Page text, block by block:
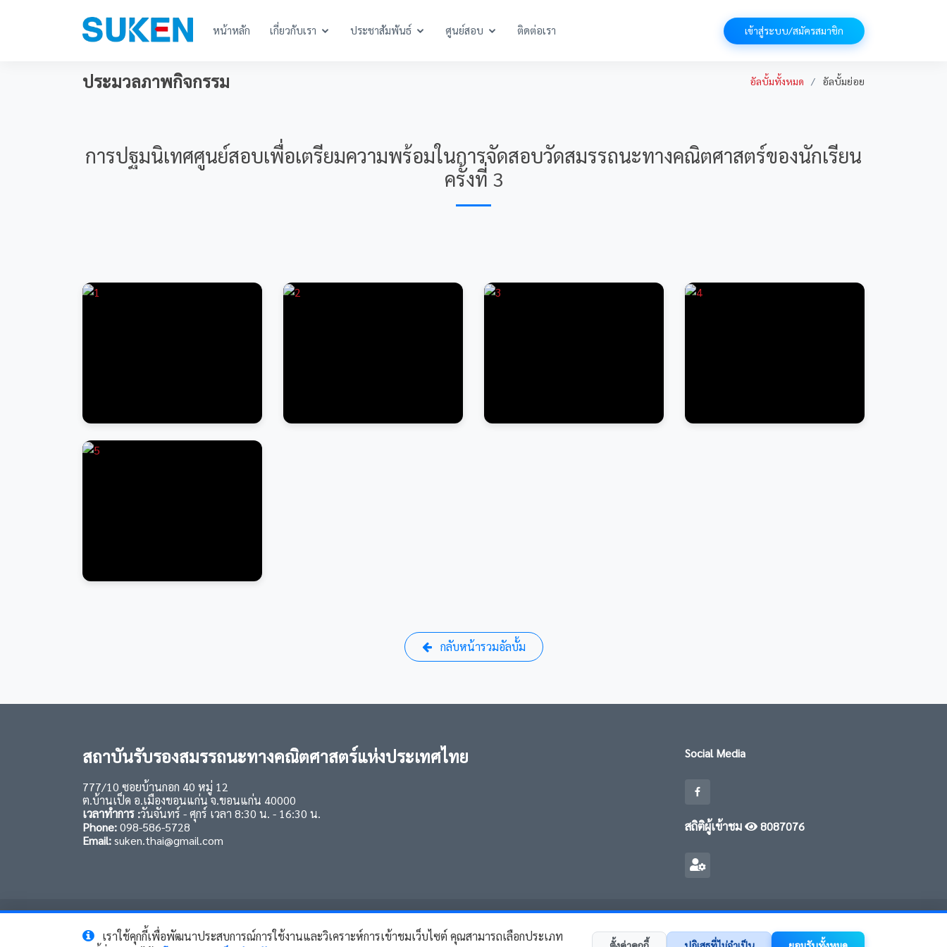
หน้าหลัก เกี่ยวกับเรา ประชาสัมพันธ์ ศูนย์สอบ ติดต่อเรา เข้าสู่ระบบ/สมัครสมาชิก
ประมวลภาพกิจกรรม อัลบั้มทั้งหมด อัลบั้มย่อย
การปฐมนิเทศศูนย์สอบเพื่อเตรียมความพร้อมในการจัดสอบวัดสมรรถนะทางคณิตศาสตร์ของนักเรียน
ครั้งที่ 3
กลับหน้ารวมอัลบั้ม
สถาบันรับรองสมรรถนะทางคณิตศาสตร์แห่งประเทศไทย
777/10 ซอยบ้านกอก 40 หมู่ 12
ต.บ้านเป็ด อ.เมืองขอนแก่น จ.ขอนแก่น 40000
เวลาทำการ :วันจันทร์ - ศุกร์ เวลา 8:30 น. - 16:30 น.
Phone:098-586-5728
Email:suken.thai@gmail.com
Social Media
สถิติผู้เข้าชม 8087076
© Copyright SUKEN Thailand . All Rights Reserved
เราใช้คุกกี้เพื่อพัฒนาประสบการณ์การใช้งานและวิเคราะห์การเข้าชมเว็บไซต์ คุณสามารถเลือกประเภท